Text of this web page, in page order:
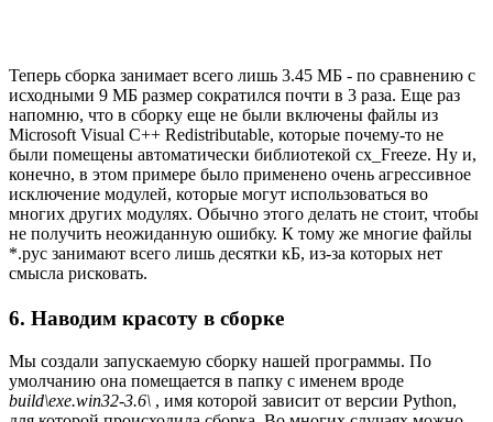
Теперь сборка занимает всего лишь 3.45 МБ - по сравнению с
исходными 9 МБ размер сократился почти в 3 раза. Еще раз
напомню, что в сборку еще не были включены файлы из
Microsoft Visual C++ Redistributable, которые почему-то не
были помещены автоматически библиотекой cx_Freeze. Ну и,
конечно, в этом примере было применено очень агрессивное
исключение модулей, которые могут использоваться во
многих других модулях. Обычно этого делать не стоит, чтобы
не получить неожиданную ошибку. К тому же многие файлы
*.pyc занимают всего лишь десятки кБ, из-за которых нет
смысла рисковать.
6. Наводим красоту в сборке
Мы создали запускаемую сборку нашей программы. По
умолчанию она помещается в папку с именем вроде
build\exe.win32-3.6\ , имя которой зависит от версии Python,